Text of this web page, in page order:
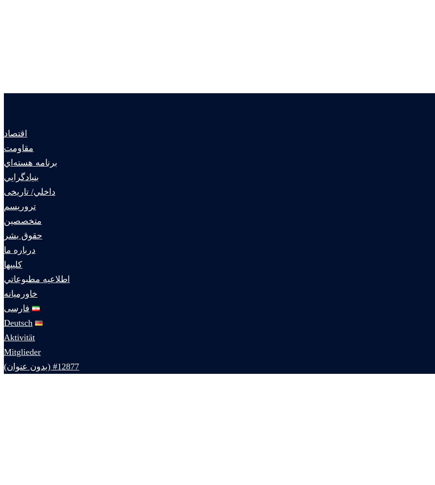
اقتصاد
مقاومت
برنامه هسته‌اي
بنيادگرايي
داخلي/ تاریخی
تروريسم
متخصصين
حقوق بشر
درباره ما
كليپها
اطلاعيه مطبوعاتي
خاورميانه
فارسی
Deutsch
Aktivität
Mitglieder
#12877 (بدون عنوان)